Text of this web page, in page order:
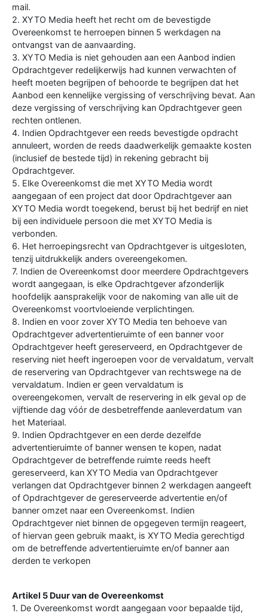
mail.
2. XYTO Media heeft het recht om de bevestigde
Overeenkomst te herroepen binnen 5 werkdagen na
ontvangst van de aanvaarding.
3. XYTO Media is niet gehouden aan een Aanbod indien
Opdrachtgever redelijkerwijs had kunnen verwachten of
heeft moeten begrijpen of behoorde te begrijpen dat het
Aanbod een kennelijke vergissing of verschrijving bevat. Aan
deze vergissing of verschrijving kan Opdrachtgever geen
rechten ontlenen.
4. Indien Opdrachtgever een reeds bevestigde opdracht
annuleert, worden de reeds daadwerkelijk gemaakte kosten
(inclusief de bestede tijd) in rekening gebracht bij
Opdrachtgever.
5. Elke Overeenkomst die met XYTO Media wordt
aangegaan of een project dat door Opdrachtgever aan
XYTO Media wordt toegekend, berust bij het bedrijf en niet
bij een individuele persoon die met XYTO Media is
verbonden.
6. Het herroepingsrecht van Opdrachtgever is uitgesloten,
tenzij uitdrukkelijk anders overeengekomen.
7. Indien de Overeenkomst door meerdere Opdrachtgevers
wordt aangegaan, is elke Opdrachtgever afzonderlijk
hoofdelijk aansprakelijk voor de nakoming van alle uit de
Overeenkomst voortvloeiende verplichtingen.
8. Indien en voor zover XYTO Media ten behoeve van
Opdrachtgever advertentieruimte of een banner voor
Opdrachtgever heeft gereserveerd, en Opdrachtgever de
reserving niet heeft ingeroepen voor de vervaldatum, vervalt
de reservering van Opdrachtgever van rechtswege na de
vervaldatum. Indien er geen vervaldatum is
overeengekomen, vervalt de reservering in elk geval op de
vijftiende dag vóór de desbetreffende aanleverdatum van
het Materiaal.
9. Indien Opdrachtgever en een derde dezelfde
advertentieruimte of banner wensen te kopen, nadat
Opdrachtgever de betreffende ruimte reeds heeft
gereserveerd, kan XYTO Media van Opdrachtgever
verlangen dat Opdrachtgever binnen 2 werkdagen aangeeft
of Opdrachtgever de gereserveerde advertentie en/of
banner omzet naar een Overeenkomst. Indien
Opdrachtgever niet binnen de opgegeven termijn reageert,
of hiervan geen gebruik maakt, is XYTO Media gerechtigd
om de betreffende advertentieruimte en/of banner aan
derden te verkopen
Artikel 5 Duur van de Overeenkomst
1. De Overeenkomst wordt aangegaan voor bepaalde tijd,